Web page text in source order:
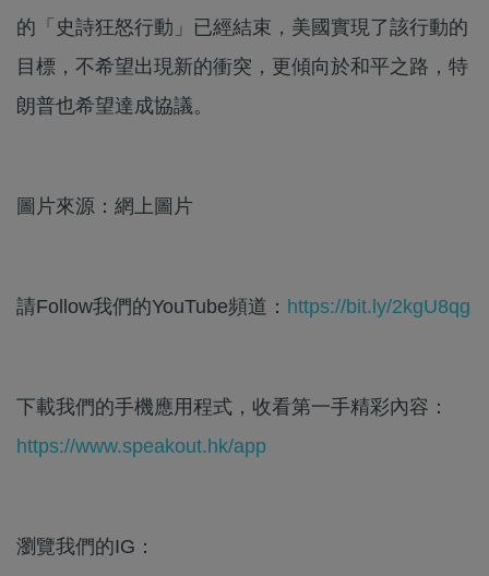
的「史詩狂怒行動」已經結束，美國實現了該行動的
目標，不希望出現新的衝突，更傾向於和平之路，特
朗普也希望達成協議。
圖片來源：網上圖片
請Follow我們的YouTube頻道： https://bit.ly/2kgU8qg
下載我們的手機應用程式，收看第一手精彩內容：
https://www.speakout.hk/app
瀏覽我們的IG：